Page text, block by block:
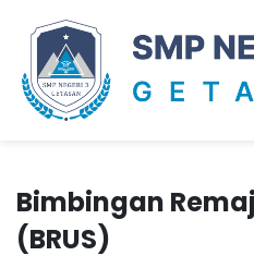
Bimbingan
(BRUS)